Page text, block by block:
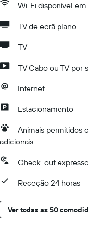
Wi-Fi disponível em
TV de ecrã plano
TV
TV Cabo ou TV por
Internet
Estacionamento
Animais permitidos
adicionais.
Check-out expresso
Receção 24 horas
Ver todas as 50